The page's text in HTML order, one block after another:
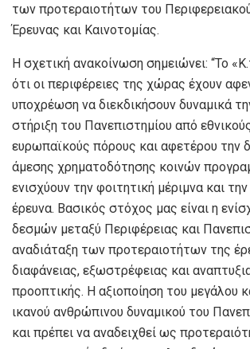
των προτεραιοτήτων του
Έρευνας και Καινοτομίας.
Η σχετική ανακοίνωση σημειώνει: “Το
ότι οι περιφέρειες της χώρας έχουν
υποχρέωση να διεκδικήσουν δυναμικά
στήριξη του Πανεπιστημίου από
ευρωπαϊκούς πόρους και αφετέρου την
άμεσης χρηματοδότησης κοινών
ενισχύουν την φοιτητική μέριμνα και
έρευνα. Βασικός στόχος μας είναι η
δεσμών μεταξύ Περιφέρειας και
αναδιάταξη των προτεραιοτήτων της
διαφάνειας, εξωστρέφειας και
προοπτικής. Η αξιοποίηση του μεγάλου
ικανού ανθρώπινου δυναμικού του
και πρέπει να αναδειχθεί ως